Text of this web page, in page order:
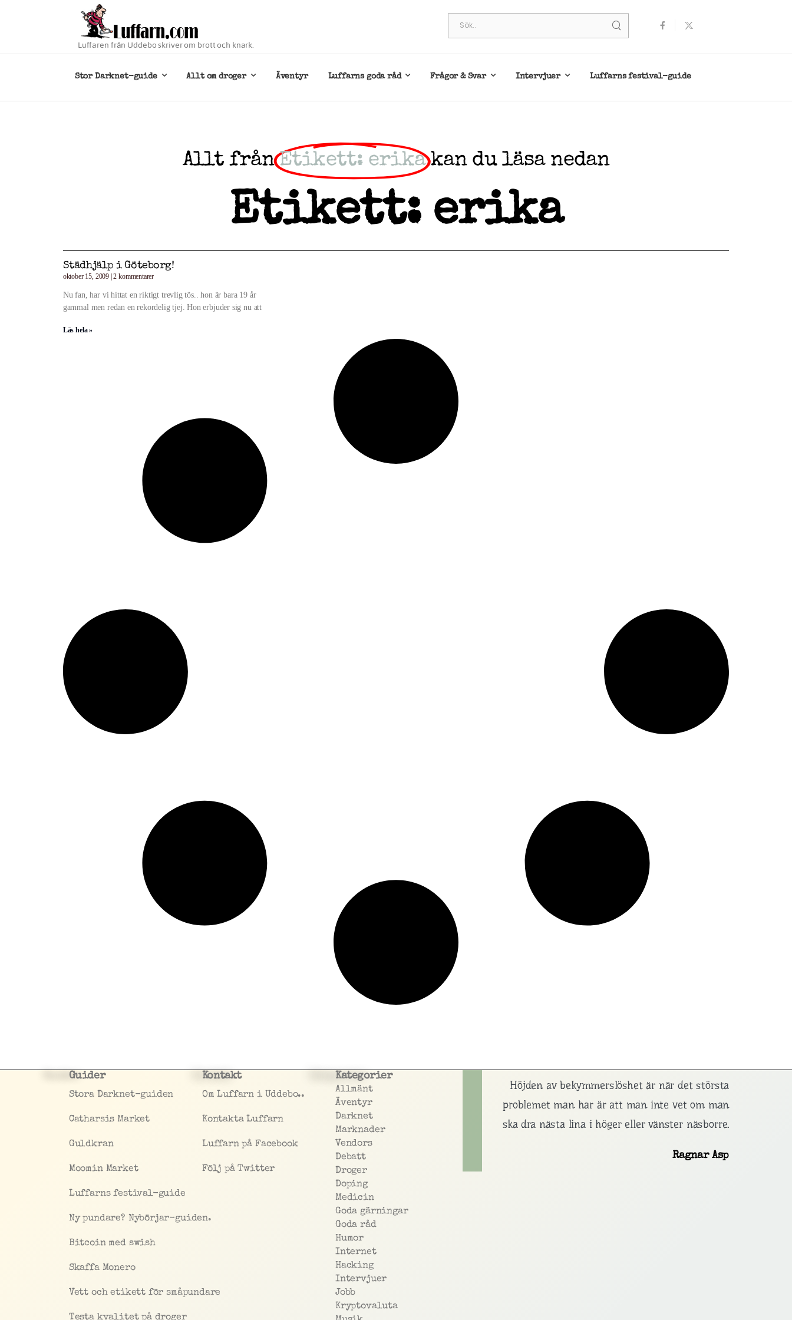
Luffaren från Uddebo skriver om brott och knark.
Stor Darknet-guide Allt om droger Äventyr Luffarns goda råd Frågor & Svar Intervjuer Luffarns festival-guide
Allt från Etikett: erika kan du läsa nedan
Etikett: erika
Städhjälp i Göteborg!
oktober 15, 2009 2 kommentarer
Nu fan, har vi hittat en riktigt trevlig tös.. hon är bara 19 år
gammal men redan en rekordelig tjej. Hon erbjuder sig nu att
Läs hela »
Guider
Stora Darknet-guiden
Catharsis Market
Guldkran
Moomin Market
Luffarns festival-guide
Ny pundare? Nybörjar-guiden.
Bitcoin med swish
Skaffa Monero
Vett och etikett för småpundare
Testa kvalitet på droger
Kontakt
Om Luffarn i Uddebo..
Kontakta Luffarn
Luffarn på Facebook
Följ på Twitter
Kategorier
Allmänt
Äventyr
Darknet
Marknader
Vendors
Debatt
Droger
Doping
Medicin
Goda gärningar
Goda råd
Humor
Internet
Hacking
Intervjuer
Jobb
Kryptovaluta
Höjden av bekymmerslöshet är när det största
problemet man har är att man inte vet om man
ska dra nästa lina i höger eller vänster näsborre.
Ragnar Asp